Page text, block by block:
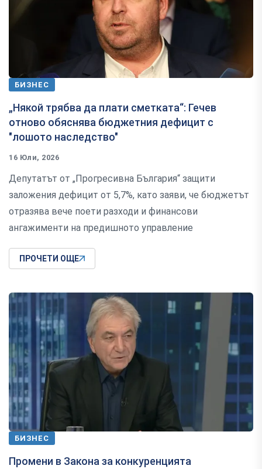
БИЗНЕС
„Някой трябва да плати сметката“: Гечев
отново обяснява бюджетния дефицит с
"лошото наследство"
16 Юли, 2026
Депутатът от „Прогресивна България“ защити
заложения дефицит от 5,7%, като заяви, че бюджетът
отразява вече поети разходи и финансови
ангажименти на предишното управлениe
ПРОЧЕТИ ОЩЕ
БИЗНЕС
Промени в Закона за конкуренцията